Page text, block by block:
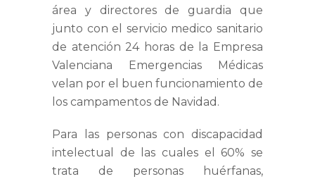
área y directores de guardia que
junto con el servicio medico sanitario
de atención 24 horas de la Empresa
Valenciana Emergencias Médicas
velan por el buen funcionamiento de
los campamentos de Navidad.
Para las personas con discapacidad
intelectual de las cuales el 60% se
trata de personas huérfanas,